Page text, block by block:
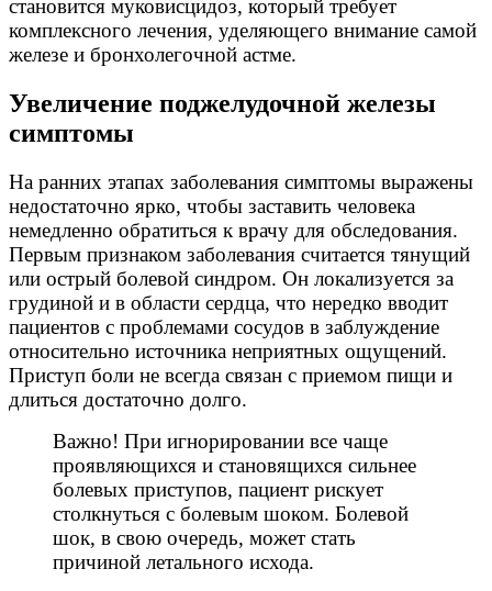
становится муковисцидоз, который требует
комплексного лечения, уделяющего внимание самой
железе и бронхолегочной астме.
Увеличение поджелудочной железы
симптомы
На ранних этапах заболевания симптомы выражены
недостаточно ярко, чтобы заставить человека
немедленно обратиться к врачу для обследования.
Первым признаком заболевания считается тянущий
или острый болевой синдром. Он локализуется за
грудиной и в области сердца, что нередко вводит
пациентов с проблемами сосудов в заблуждение
относительно источника неприятных ощущений.
Приступ боли не всегда связан с приемом пищи и
длиться достаточно долго.
Важно! При игнорировании все чаще
проявляющихся и становящихся сильнее
болевых приступов, пациент рискует
столкнуться с болевым шоком. Болевой
шок, в свою очередь, может стать
причиной летального исхода.